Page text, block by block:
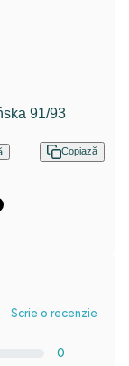
91/93
Copiază
Scrie o recenzie
0